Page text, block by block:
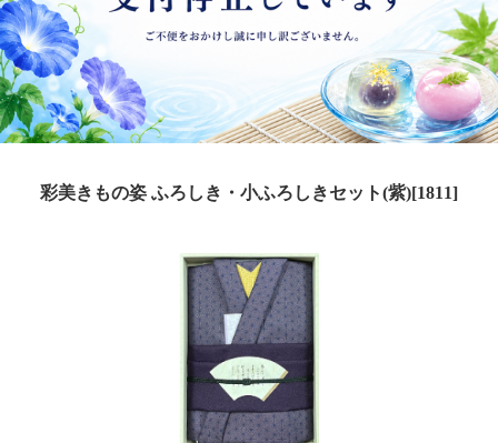
彩美きもの姿 ふろしき・小ふろしきセット(紫)[1811]